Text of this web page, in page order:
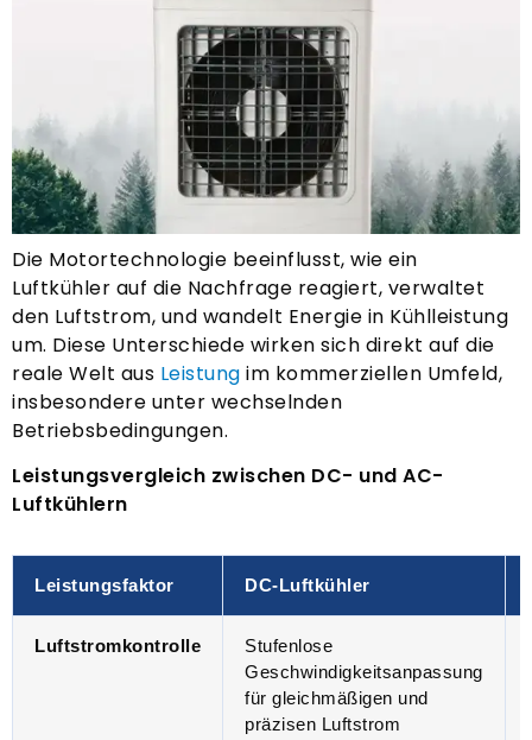
Die Motortechnologie beeinflusst, wie ein
Luftkühler auf die Nachfrage reagiert, verwaltet
den Luftstrom, und wandelt Energie in Kühlleistung
um. Diese Unterschiede wirken sich direkt auf die
reale Welt aus Leistung im kommerziellen Umfeld,
insbesondere unter wechselnden
Betriebsbedingungen.
Leistungsvergleich zwischen DC- und AC-
Luftkühlern
Leistungsfaktor DC-Luftkühler
Luftstromkontrolle
Stufenlose
Geschwindigkeitsanpassung
für gleichmäßigen und
präzisen Luftstrom